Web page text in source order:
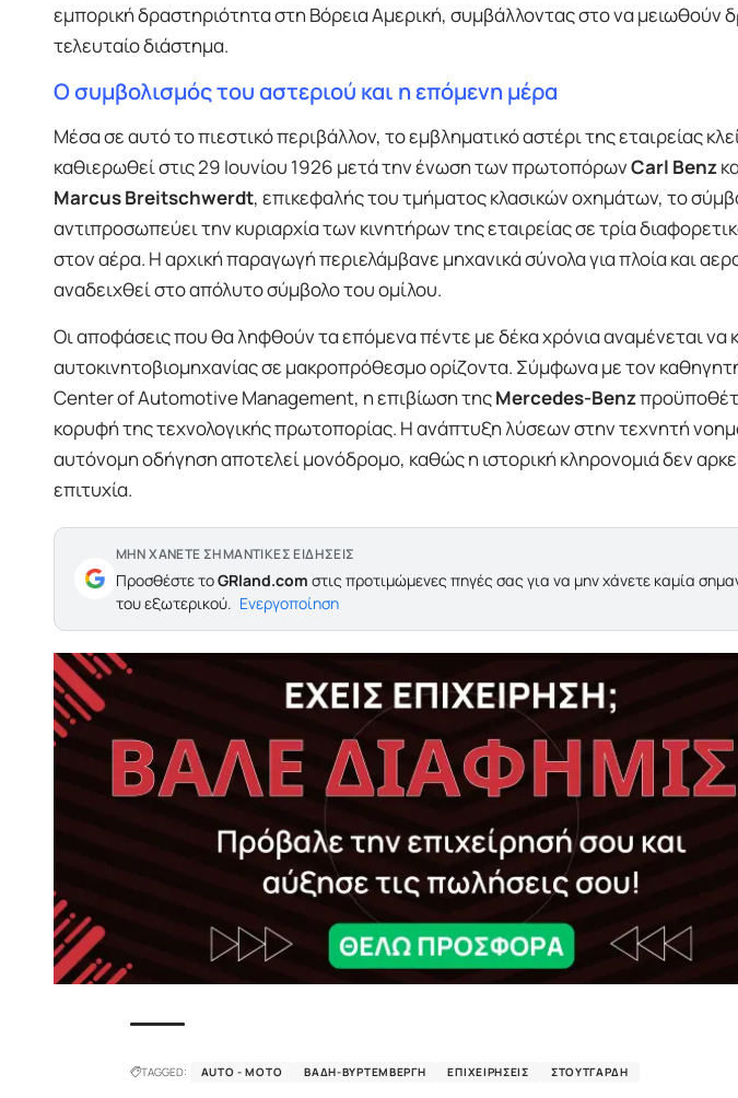
εμπορική δραστηριότητα στη Βόρεια Αμερική, συμβάλλοντας στο να μειωθούν
τελευταίο διάστημα.
Ο συμβολισμός του αστεριού και η επόμενη μέρα
Μέσα σε αυτό το πιεστικό περιβάλλον, το εμβληματικό αστέρι της εταιρείας
καθιερωθεί στις 29 Ιουνίου 1926 μετά την ένωση των πρωτοπόρωνCarl Benz
Marcus Breitschwerdt, επικεφαλής του τμήματος κλασικών οχημάτων, το
αντιπροσωπεύει την κυριαρχία των κινητήρων της εταιρείας σε τρία
στον αέρα. Η αρχική παραγωγή περιελάμβανε μηχανικά σύνολα για πλοία και
αναδειχθεί στο απόλυτο σύμβολο του ομίλου.
Οι αποφάσεις που θα ληφθούν τα επόμενα πέντε με δέκα χρόνια αναμένεται να
αυτοκινητοβιομηχανίας σε μακροπρόθεσμο ορίζοντα. Σύμφωνα με τον
Center of Automotive Management, η επιβίωση τηςMercedes-Benz
κορυφή της τεχνολογικής πρωτοπορίας. Η ανάπτυξη λύσεων στην τεχνητή
αυτόνομη οδήγηση αποτελεί μονόδρομο, καθώς η ιστορική κληρονομιά δεν
επιτυχία.
ΜΗΝ ΧΑΝΕΤΕ ΣΗΜΑΝΤΙΚΕΣ ΕΙΔΗΣΕΙΣ
Προσθέστε τοGRland.com στις προτιμώμενες πηγές σας για να μην χάνετε καμία
του εξωτερικού. Ενεργοποίηση
TAGGED: AUTO - MOTO ΒΆΔΗ-ΒΥΡΤΕΜΒΈΡΓΗ ΕΠΙΧΕΙΡΉΣΕΙΣ ΣΤΟΥΤΓΆΡΔΗ